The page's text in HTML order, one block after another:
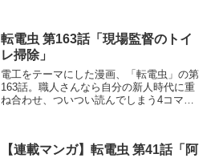
転電虫 第163話「現場監督のトイ
レ掃除」
電工をテーマにした漫画、「転電虫」の第
163話。職人さんなら自分の新人時代に重
ね合わせ、ついつい読んでしまう4コママ
【連載マンガ】転電虫 第41話「阿